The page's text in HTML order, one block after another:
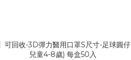
可回收-3D彈力醫用口罩S尺寸-足球圓仔 (適合
兒童4-8歲) 每盒50入